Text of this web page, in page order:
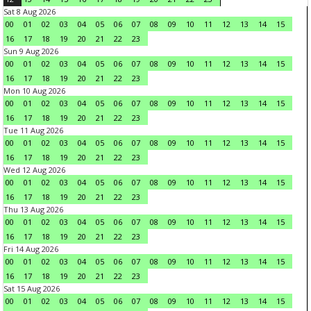
Sat 8 Aug 2026
00
01 02 03 04 05 06 07 08 09 10 11 12 13 14
15
16
17 18 19 20 21 22
23
Sun 9 Aug 2026
00
01 02 03 04 05 06 07 08 09 10 11 12 13 14
15
16
17 18 19 20 21 22
23
Mon 10 Aug 2026
00
01 02 03 04 05 06 07 08 09 10 11 12 13 14
15
16
17 18 19 20 21 22
23
Tue 11 Aug 2026
00
01 02 03 04 05 06 07 08 09 10 11 12 13 14
15
16
17 18 19 20 21 22
23
Wed 12 Aug 2026
00
01 02 03 04 05 06 07 08 09 10 11 12 13 14
15
16
17 18 19 20 21 22
23
Thu 13 Aug 2026
00
01 02 03 04 05 06 07 08 09 10 11 12 13 14
15
16
17 18 19 20 21 22
23
Fri 14 Aug 2026
00
01 02 03 04 05 06 07 08 09 10 11 12 13 14
15
16
17 18 19 20 21 22
23
Sat 15 Aug 2026
00
01 02 03 04 05 06 07 08 09 10 11 12 13 14
15